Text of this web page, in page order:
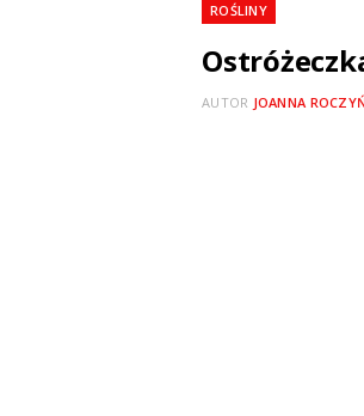
ROŚLINY
AUTOR JOANNA